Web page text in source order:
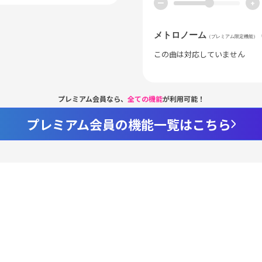
ー +
メトロノーム （プレミアム限定機能）
この曲は対応していません
プレミアム会員なら、 全ての機能が利用可能！
プレミアム会員の機能一覧はこちら